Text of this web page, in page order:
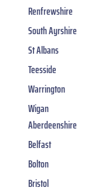
Renfrewshire
South Ayrshire
St Albans
Teesside
Warrington
Wigan
Aberdeenshire
Belfast
Bolton
Bristol